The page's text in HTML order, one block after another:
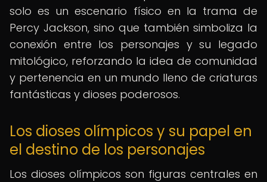
solo es un escenario físico en la trama de
Percy Jackson, sino que también simboliza la
conexión entre los personajes y su legado
mitológico, reforzando la idea de comunidad
y pertenencia en un mundo lleno de criaturas
fantásticas y dioses poderosos.
Los dioses olímpicos y su papel en
el destino de los personajes
Los dioses olímpicos son figuras centrales en